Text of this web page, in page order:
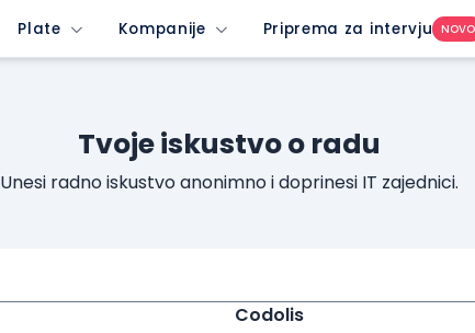
Plate Kompanije Priprema za intervju NOVO
Tvoje iskustvo o radu
Unesi radno iskustvo anonimno i doprinesi IT zajednici.
Codolis